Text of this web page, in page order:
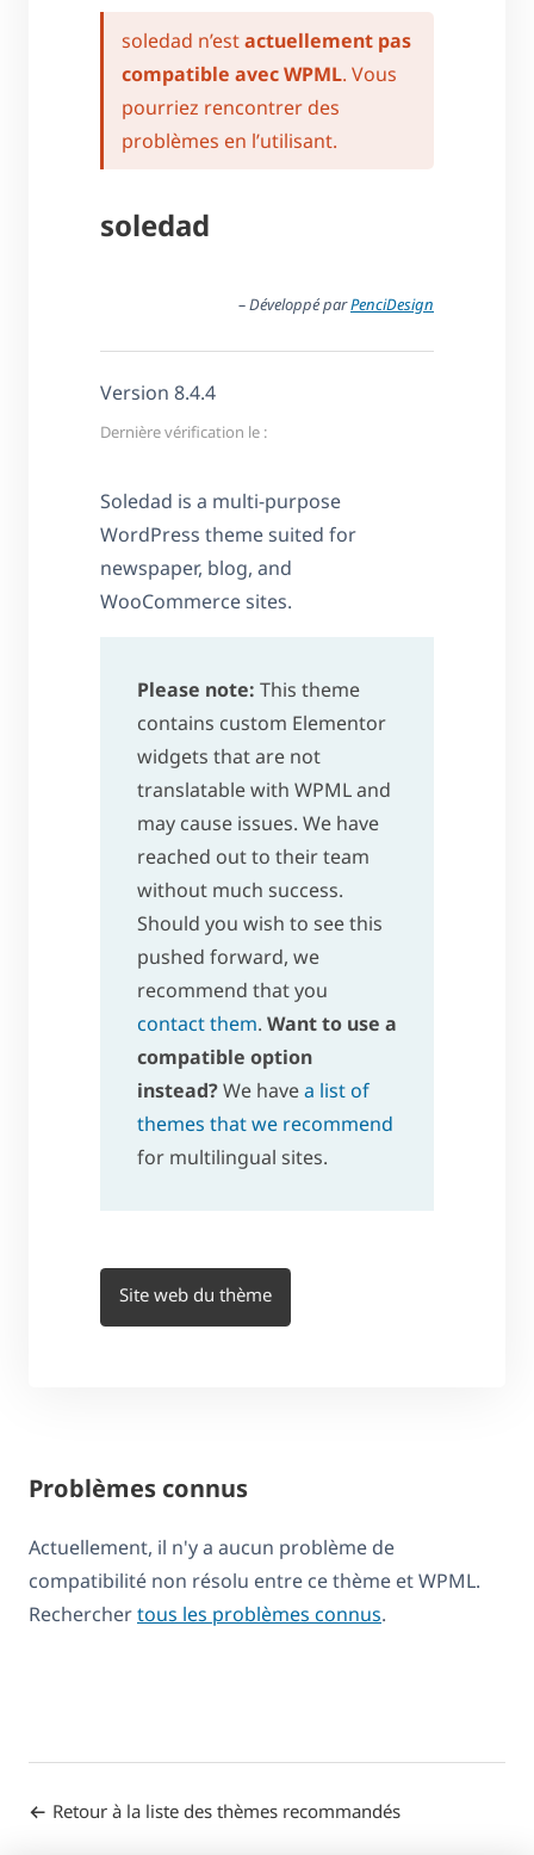
soledad n’estactuellement pas
compatible avec WPML. Vous
pourriez rencontrer des
problèmes en l’utilisant.
soledad
– Développé parPenciDesign
Version 8.4.4
Dernière vérification le :
Soledad is a multi-purpose
WordPress theme suited for
newspaper, blog, and
WooCommerce sites.
Please note: This theme
contains custom Elementor
widgets that are not
translatable with WPML and
may cause issues. We have
reached out to their team
without much success.
Should you wish to see this
pushed forward, we
recommend that you
contact them. Want to use a
compatible option
instead?We havea list of
themes that we recommend
for multilingual sites.
Site web du thème
Problèmes connus
Actuellement, il n'y a aucun problème de
compatibilité non résolu entre ce thème et WPML.
Recherchertous les problèmes connus.
Retour à la liste des thèmes recommandés